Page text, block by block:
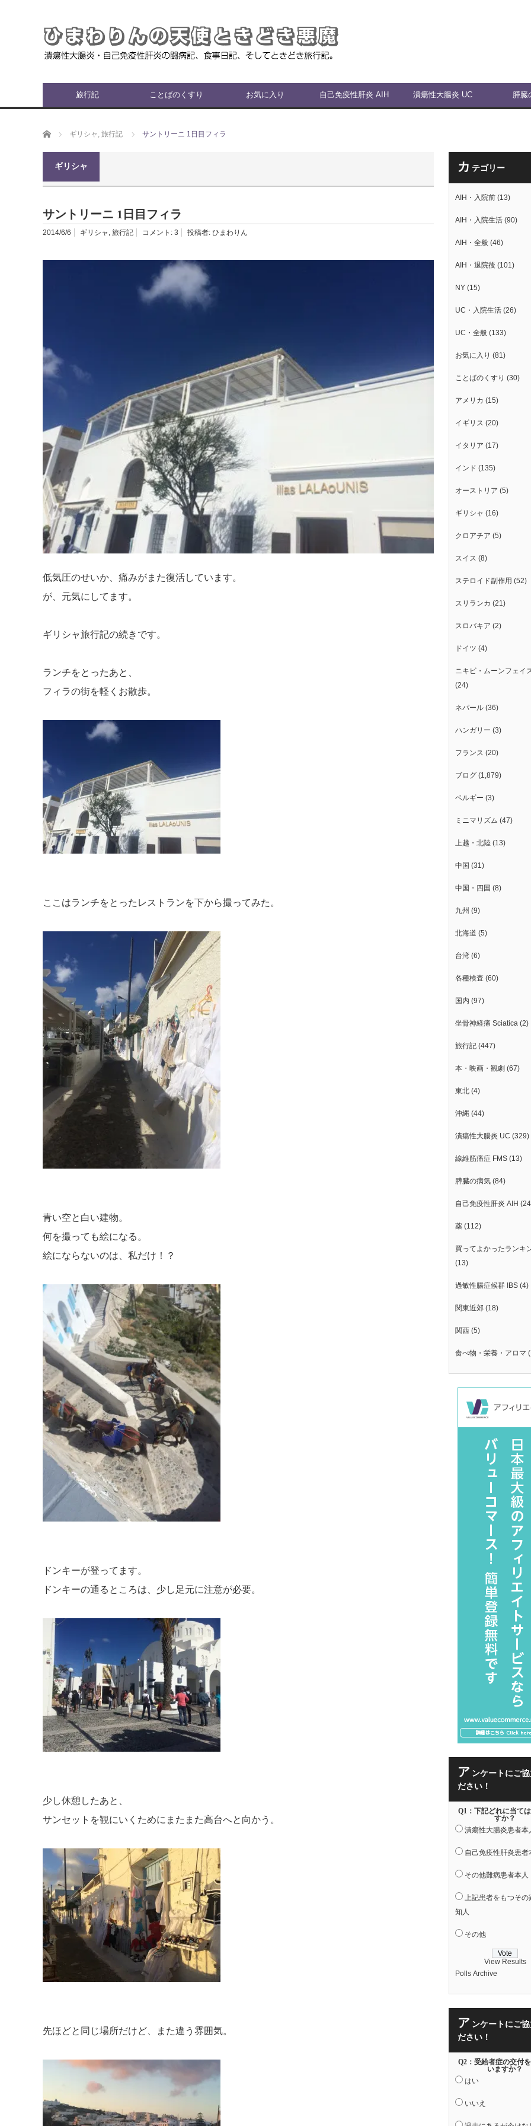
旅行記 ことばのくすり お気に入り 自己免疫性肝炎 AIH 潰瘍性大腸炎 UC 膵臓
ホーム ギリシャ , 旅行記 サントリーニ 1日目フィラ
ギリシャ
サントリーニ 1日目フィラ
2014/6/6 ギリシャ , 旅行記 コメント: 3 投稿者: ひまわりん
低気圧のせいか、痛みがまた復活しています。
が、元気にしてます。
ギリシャ旅行記の続きです。
ランチをとったあと、
フィラの街を軽くお散歩。
ここはランチをとったレストランを下から撮ってみた。
青い空と白い建物。
何を撮っても絵になる。
絵にならないのは、私だけ！？
ドンキーが登ってます。
ドンキーの通るところは、少し足元に注意が必要。
少し休憩したあと、
サンセットを観にいくためにまたまた高台へと向かう。
先ほどと同じ場所だけど、また違う雰囲気。
カ テゴリー
AIH・入院前 (13)
AIH・入院生活 (90)
AIH・全般 (46)
AIH・退院後 (101)
NY (15)
UC・入院生活 (26)
UC・全般 (133)
お気に入り (81)
ことばのくすり (30)
アメリカ (15)
イギリス (20)
イタリア (17)
インド (135)
オーストリア (5)
ギリシャ (16)
クロアチア (5)
スイス (8)
ステロイド副作用 (52)
スリランカ (21)
スロバキア (2)
ドイツ (4)
ニキビ・ムーンフェイ
(24)
ネパール (36)
ハンガリー (3)
フランス (20)
ブログ (1,879)
ベルギー (3)
ミニマリズム (47)
上越・北陸 (13)
中国 (31)
中国・四国 (8)
九州 (9)
北海道 (5)
台湾 (6)
各種検査 (60)
国内 (97)
坐骨神経痛 Sciatica (2)
旅行記 (447)
本・映画・観劇 (67)
東北 (4)
沖縄 (44)
潰瘍性大腸炎 UC (329)
線維筋痛症 FMS (13)
膵臓の病気 (84)
自己免疫性肝炎 AIH
薬 (112)
買ってよかったランキ
(13)
過敏性腸症候群 IBS (4)
関東近郊 (18)
関西 (5)
食べ物・栄養・アロマ
ア ンケートにご
ださい！
Q1：下記どれに当て
すか？
潰瘍性大腸炎患者本
自己免疫性肝炎患者
その他難病患者本人
上記患者をもつその
知人
その他
View Results
Polls Archive
ア ンケートにご
ださい！
Q2：受給者症の交付
いますか？
はい
いいえ